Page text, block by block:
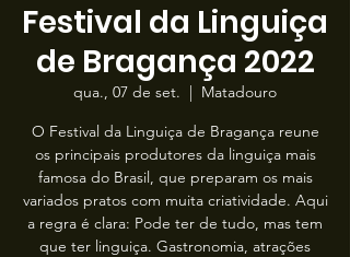
Festival da Linguiça
de Bragança 2022
qua., 07 de set.
  |
Matadouro
O Festival da Linguiça de Bragança reune
os principais produtores da linguiça mais
famosa do Brasil, que preparam os mais
variados pratos com muita criatividade. Aqui
a regra é clara: Pode ter de tudo, mas tem
que ter linguiça. Gastronomia, atrações